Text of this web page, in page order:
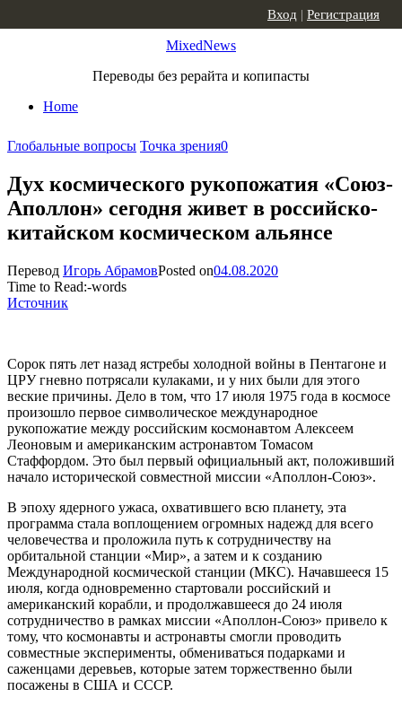
MixedNews
Переводы без рерайта и копипасты
Home
Вход | Регистрация
Глобальные вопросы Точка зрения0
Дух космического рукопожатия «Союз-
Аполлон» сегодня живет в российско-
китайском космическом альянсе
Перевод Игорь АбрамовPosted on04.08.2020
Time to Read:-words
Источник
Сорок пять лет назад ястребы холодной войны в Пентагоне и
ЦРУ гневно потрясали кулаками, и у них были для этого
веские причины. Дело в том, что 17 июля 1975 года в космосе
произошло первое символическое международное
рукопожатие между российским космонавтом Алексеем
Леоновым и американским астронавтом Томасом
Стаффордом. Это был первый официальный акт, положивший
начало исторической совместной миссии «Аполлон-Союз».
В эпоху ядерного ужаса, охватившего всю планету, эта
программа стала воплощением огромных надежд для всего
человечества и проложила путь к сотрудничеству на
орбитальной станции «Мир», а затем и к созданию
Международной космической станции (МКС). Начавшееся 15
июля, когда одновременно стартовали российский и
американский корабли, и продолжавшееся до 24 июля
сотрудничество в рамках миссии «Аполлон-Союз» привело к
тому, что космонавты и астронавты смогли проводить
совместные эксперименты, обмениваться подарками и
саженцами деревьев, которые затем торжественно были
посажены в США и СССР.